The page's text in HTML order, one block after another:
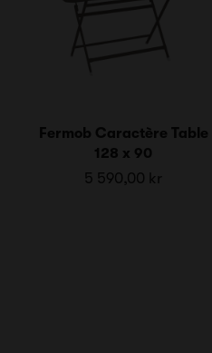
Fermob Caractère Table
128 x 90
5 590,00 kr